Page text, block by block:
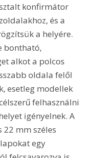
konfirmátor
és a
a helyére.
bontható,
alkot a polcos
oldala felől
esetleg modellek
felhasználni
igényelnek. A
mm széles
egy